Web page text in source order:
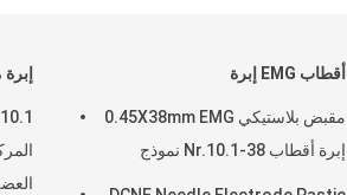
أقطاب EMG إبرة
مقبض بلاستيكي 0.45X38mm EMG
إبرة أقطاب Nr.10.1-38 نموذج